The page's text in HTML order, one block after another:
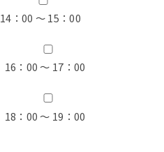
14：00 ～ 15：00
16：00 ～ 17：00
18：00 ～ 19：00